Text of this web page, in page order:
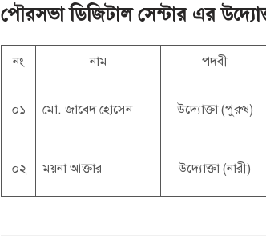
পৌরসভা ডিজিটাল সেন্টার এর
নং নাম পদবী
০১ মো. জাবেদ হোসেন উদ্যোক্তা (পুরুষ)
০২ ময়না আক্তার উদ্যোক্তা (নারী)